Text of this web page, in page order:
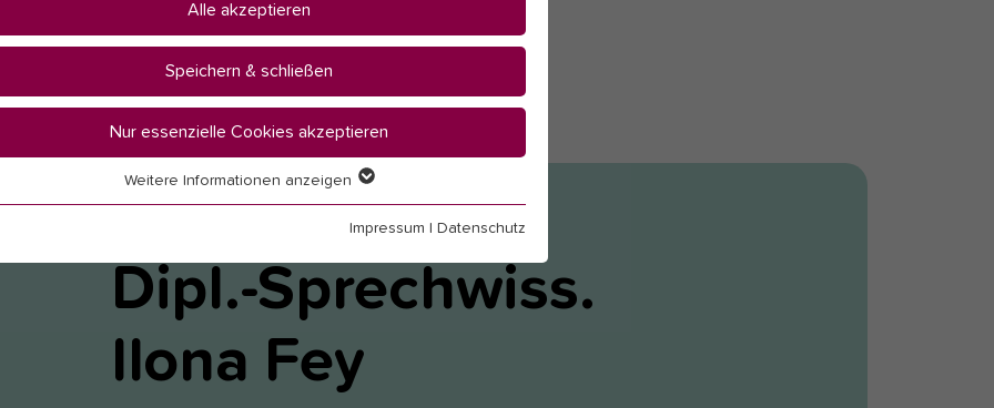
Dipl.-Sprechwiss.
Ilona Fey
Alle akzeptieren
Speichern & schließen
Nur essenzielle Cookies akzeptieren
Cookies werden für grundlegende Funktionen der Webseite
und Performance
Gruppe beinhaltet alle Skripte für analytisches Tracking und
Cookies. Es hilft uns die Nutzererfahrung der Website zu
Weitere Informationen anzeigen
Impressum Datenschutz